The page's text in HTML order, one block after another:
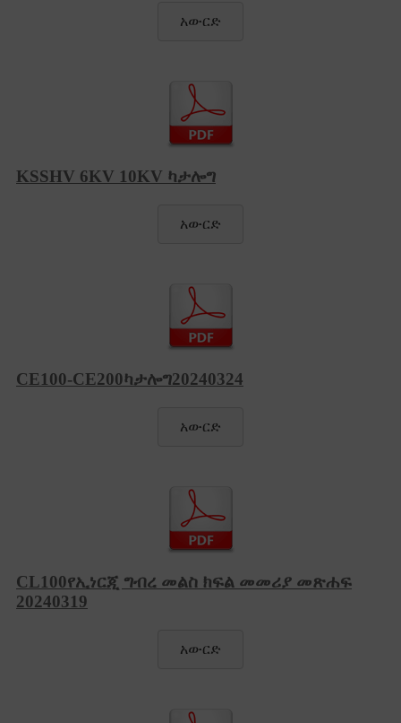
አውርድ
KSSHV 6KV 10KV ካታሎግ
አውርድ
CE100-CE200ካታሎግ20240324
አውርድ
CL100የኢነርጂ ግብረ መልስ ክፍል መመሪያ መጽሐፍ
20240319
አውርድ